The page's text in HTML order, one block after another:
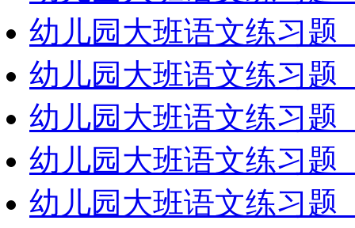
幼儿园大班语文练习题
幼儿园大班语文练习题
幼儿园大班语文练习题
幼儿园大班语文练习题
幼儿园大班语文练习题